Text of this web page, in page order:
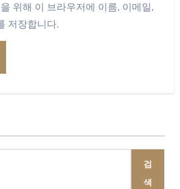
위해 이 브라우저에 이름, 이메일,
저장합니다.
검
색